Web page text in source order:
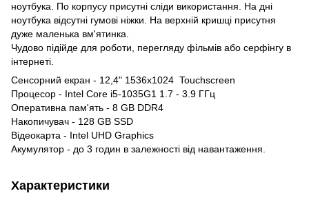
ноутбука. По корпусу присутні сліди використання. На дні
ноутбука відсутні гумові ніжки. На верхній кришці присутня
дуже маленька вм'ятинка.
Чудово підійде для роботи, перегляду фільмів або серфінгу в
інтернеті.
Сенсорний екран - 12,4" 1536x1024 Touchscreen
Процесор - Intel Core i5-1035G1 1.7 - 3.9 ГГц
Оперативна пам'ять - 8 GB DDR4
Накопичувач - 128 GB SSD
Відеокарта - Intel UHD Graphics
Акумулятор - до 3 годин в залежності від навантаження.
Характеристики